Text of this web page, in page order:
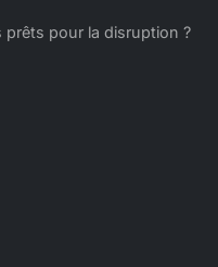
pour la disruption ?